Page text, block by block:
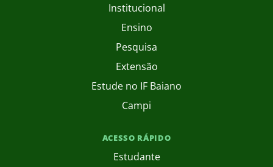
Institucional
Ensino
Pesquisa
Extensão
Estude no IF Baiano
Campi
ACESSO RÁPIDO
Estudante